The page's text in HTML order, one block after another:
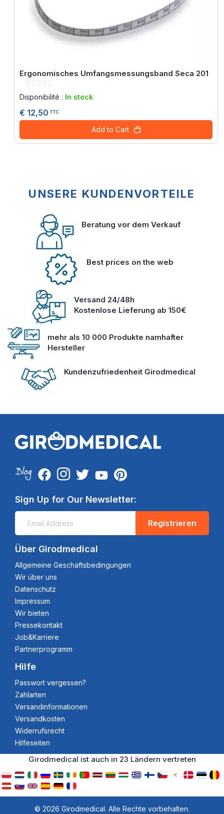
Ergonomisches Umfangsmessungsband Seca 201
Rating:
Disponibilité : In stock
€ 12,50 TTC
Add to Cart
UNSERE KUNDENVORTEILE
Beratung vor dem Verkauf
Best prices on the web
Versand 24/48h
Kostenlose Lieferung ab 150€
mehr als 10 000 Produkte namhafter
Hersteller
Kundenzufriedenheit Girodmedical
Sign Up for Our Newsletter:
Registrieren
Über Girodmedical
Allgemeine Geschäftsbedingungen
Wir über uns
Datenschutz
Impressum
Wir bieten
Pressekontakt
Job&Karriere
Partnerprogramm
Hilfe
Passwort vergessen?
Zahlarten
Versandinformationen
Versandkosten
Widerrufsrecht
Hilfeseiten
Girodmedical ist auch in 23 Ländern vertreten
© 2026 Girodmedical. Alle Rechte vorbehalten.